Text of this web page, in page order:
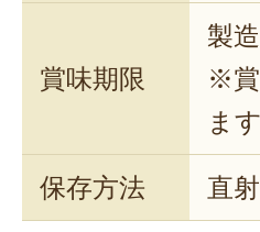
賞味期限
製
※賞
ます
保存方法 直